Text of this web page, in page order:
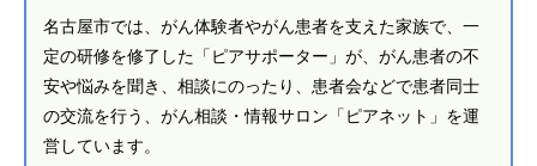
名古屋市では、がん体験者やがん患者を支えた家族で、一
定の研修を修了した「ピアサポーター」が、がん患者の不
安や悩みを聞き、相談にのったり、患者会などで患者同士
の交流を行う、がん相談・情報サロン「ピアネット」を運
営しています。